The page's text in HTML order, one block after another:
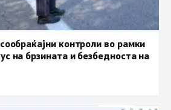
контроли во рамки
на брзината и безбедноста на